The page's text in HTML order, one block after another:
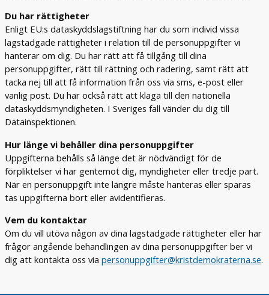
Du har rättigheter
Enligt EU:s dataskyddslagstiftning har du som individ vissa
lagstadgade rättigheter i relation till de personuppgifter vi
hanterar om dig. Du har rätt att få tillgång till dina
personuppgifter, rätt till rättning och radering, samt rätt att
tacka nej till att få information från oss via sms, e-post eller
vanlig post. Du har också rätt att klaga till den nationella
dataskyddsmyndigheten. I Sveriges fall vänder du dig till
Datainspektionen.
Hur länge vi behåller dina personuppgifter
Uppgifterna behålls så länge det är nödvändigt för de
förpliktelser vi har gentemot dig, myndigheter eller tredje part.
När en personuppgift inte längre måste hanteras eller sparas
tas uppgifterna bort eller avidentifieras.
Vem du kontaktar
Om du vill utöva någon av dina lagstadgade rättigheter eller har
frågor angående behandlingen av dina personuppgifter ber vi
dig att kontakta oss via personuppgifter@kristdemokraterna.se.